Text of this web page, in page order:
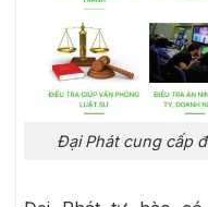
Đại Phát cung cấp